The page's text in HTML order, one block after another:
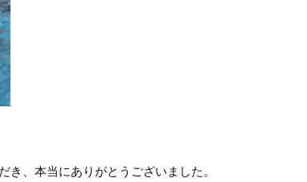
、本当にありがとうございました。